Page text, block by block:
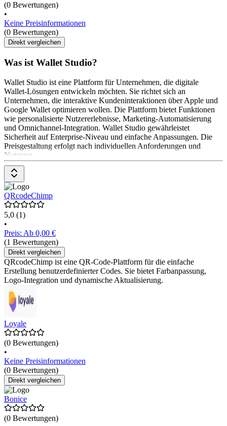
(0 Bewertungen)
•
Keine Preisinformationen
(0 Bewertungen)
Direkt vergleichen
Was ist Wallet Studio?
Wallet Studio ist eine Plattform für Unternehmen, die digitale
Wallet-Lösungen entwickeln möchten. Sie richtet sich an
Unternehmen, die interaktive Kundeninteraktionen über Apple und
Google Wallet optimieren wollen. Die Plattform bietet Funktionen
wie personalisierte Nutzererlebnisse, Marketing-Automatisierung
und Omnichannel-Integration. Wallet Studio gewährleistet
Sicherheit auf Enterprise-Niveau und einfache Anpassungen. Die
Preisgestaltung erfolgt nach individuellen Anforderungen und
Nutzung.
QRcodeChimp
5,0 (1)
•
Preis: Ab 0,00 €
(1 Bewertungen)
Direkt vergleichen
QRcodeChimp ist eine QR-Code-Plattform für die einfache
Erstellung benutzerdefinierter Codes. Sie bietet Farbanpassung,
Logo-Integration und dynamische Aktualisierung.
Loyale
(0 Bewertungen)
•
Keine Preisinformationen
(0 Bewertungen)
Direkt vergleichen
Bonice
(0 Bewertungen)